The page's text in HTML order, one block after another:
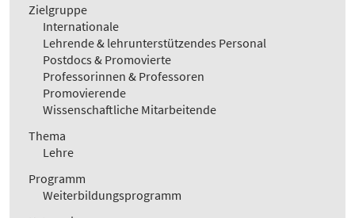
Zielgruppe
Internationale
Lehrende & lehrunterstützendes Personal
Postdocs & Promovierte
Professorinnen & Professoren
Promovierende
Wissenschaftliche Mitarbeitende
Thema
Lehre
Programm
Weiterbildungsprogramm